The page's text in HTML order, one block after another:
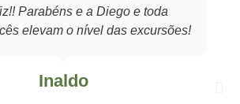
Parabéns e a Diego e toda
elevam o nível das excursões!
Inaldo